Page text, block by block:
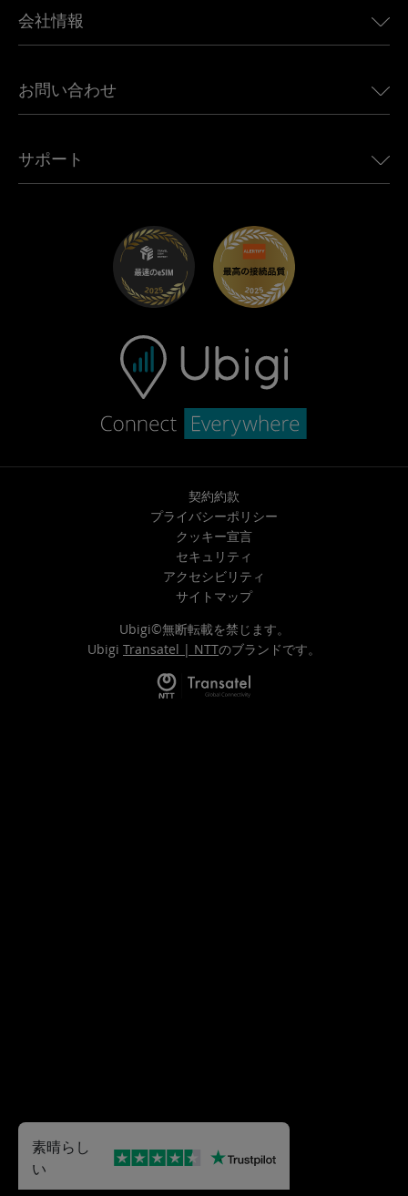
カナダ向けeSIM
アフリカ向けeSIM
すべての目的地を見る
Land Rover向けUbigi
Jeep向けUbigi
Mini向けUbigi
Maserati向けUbigi
会社情報
Ubigi関連プレス
Ubigiアプリ
お問い合わせ
アフェリエイトプログラム
サポート
トラブルシューティング
ヘルプセンター
お問い合わせ先
契約約款
プライバシーポリシー
クッキー宣言
セキュリティ
アクセシビリティ
サイトマップ
Ubigi©無断転載を禁じます。
Ubigi Transatel | NTTのブランドです。
素晴らし
い